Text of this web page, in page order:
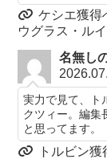
ケシエ獲得
ウグラス・ル
名無し
実力で見て、ト
クツィー。編集
と思ってます。
トルビン